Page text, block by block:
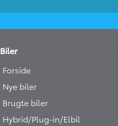
Biler
Forside
Nye biler
Brugte biler
Hybrid/Plug-in/Elbil